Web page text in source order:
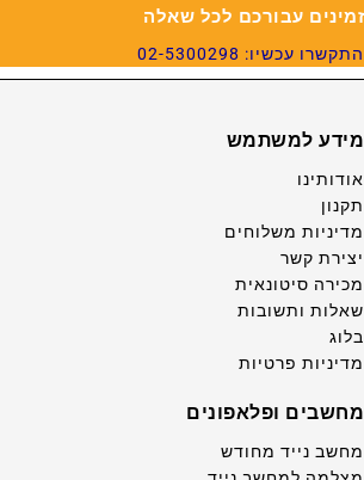
זמינים עבורכם לכל שאלה
התקשרו עכשיו: 02-5300298
מידע למשתמש
אודותינו
תקנון
מדיניות משלוחים
יצירת קשר
מכירה סיטונאית
שאלות ותשובות
בלוג
מדיניות פרטיות
מחשבים ופלאפונים
מחשב נייד מחודש